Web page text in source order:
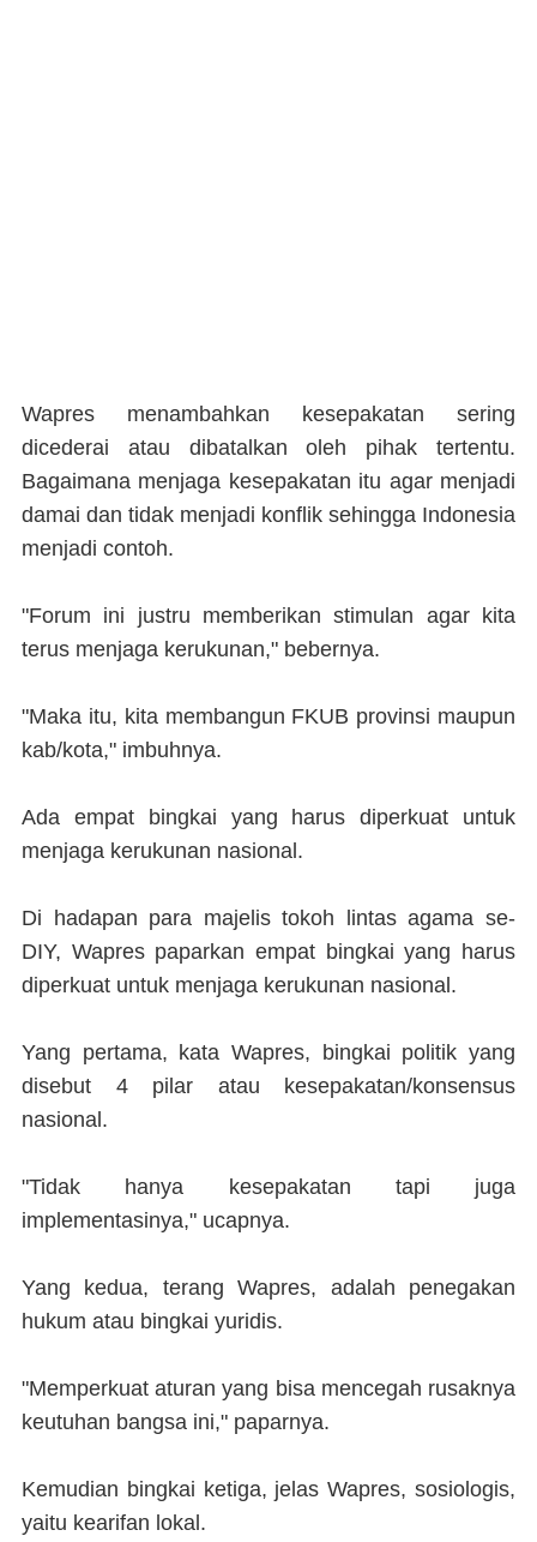
Wapres menambahkan kesepakatan sering
dicederai atau dibatalkan oleh pihak tertentu.
Bagaimana menjaga kesepakatan itu agar menjadi
damai dan tidak menjadi konflik sehingga Indonesia
menjadi contoh.
"Forum ini justru memberikan stimulan agar kita
terus menjaga kerukunan," bebernya.
"Maka itu, kita membangun FKUB provinsi maupun
kab/kota," imbuhnya.
Ada empat bingkai yang harus diperkuat untuk
menjaga kerukunan nasional.
Di hadapan para majelis tokoh lintas agama se-
DIY, Wapres paparkan empat bingkai yang harus
diperkuat untuk menjaga kerukunan nasional.
Yang pertama, kata Wapres, bingkai politik yang
disebut 4 pilar atau kesepakatan/konsensus
nasional.
"Tidak hanya kesepakatan tapi juga
implementasinya," ucapnya.
Yang kedua, terang Wapres, adalah penegakan
hukum atau bingkai yuridis.
"Memperkuat aturan yang bisa mencegah rusaknya
keutuhan bangsa ini," paparnya.
Kemudian bingkai ketiga, jelas Wapres, sosiologis,
yaitu kearifan lokal.